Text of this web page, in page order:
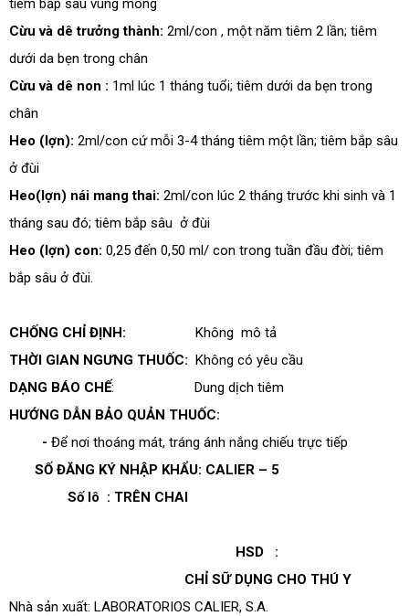
tiêm bắp sâu vùng mông
Cừu và dê trưởng thành: 2ml/con , một năm tiêm 2 lần; tiêm
dưới da bẹn trong chân
Cừu và dê non : 1ml lúc 1 tháng tuổi; tiêm dưới da bẹn trong
chân
Heo (lợn): 2ml/con cứ mỗi 3-4 tháng tiêm một lần; tiêm bắp sâu
ở đùi
Heo(lợn) nái mang thai: 2ml/con lúc 2 tháng trước khi sinh và 1
tháng sau đó; tiêm bắp sâu ở đùi
Heo (lợn) con: 0,25 đến 0,50 ml/ con trong tuần đầu đời; tiêm
bắp sâu ở đùi.
CHỐNG CHỈ ĐỊNH: Không mô tả
THỜI GIAN NGƯNG THUỐC: Không có yêu cầu
DẠNG BÁO CHẾ: Dung dịch tiêm
HƯỚNG DẪN BẢO QUẢN THUỐC:
- Để nơi thoáng mát, tráng ánh nắng chiếu trực tiếp
SỐ ĐĂNG KÝ NHẬP KHẨU: CALIER – 5
Số lô : TRÊN CHAI
HSD :
CHỈ SỮ DỤNG CHO THÚ Y
Nhà sản xuất: LABORATORIOS CALIER, S.A.